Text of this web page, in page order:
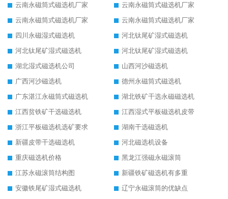
云南永磁筒式磁选机厂家
云南永磁筒式磁选机厂家
云南永磁筒式磁选机厂家
云南永磁筒式磁选机厂家
四川永磁湿式磁选机
河北钛尾矿湿式磁选机
河北钛尾矿湿式磁选机
河北钛尾矿湿式磁选机
湖北湿式磁选机公司
山西河沙磁选机
广西河沙磁选机
德州永磁筒式磁选机
广东湛江永磁筒式磁选机
湖北铁矿干选永磁磁选机
江西贫铁矿干选磁选机
江西湿式平板磁选机皮带
浙江平板磁选机选矿要求
湖南干选磁选机
新疆皮带干选磁选机
河北磁选机设备
重庆磁选机价格
黑龙江强磁永磁滚筒
江苏永磁滚筒结构图
新疆铁矿磁选机有多重
安徽铁尾矿湿式磁选机
辽宁永磁滚筒的优缺点